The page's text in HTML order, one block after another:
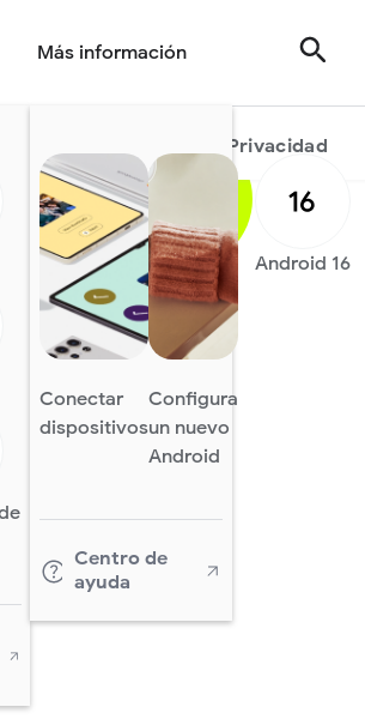
Android XR Android 16
Más información
Conectar
dispositivos
Configura
un nuevo
Android
Centro de
ayuda
Privacidad